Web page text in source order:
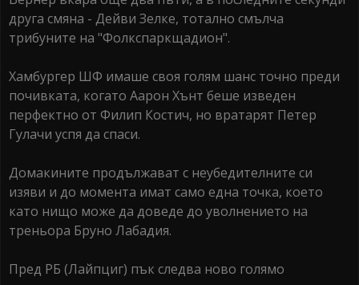
друга смяна - Дейви Зелке, тотално смълча
трибуните на "Фолкспаркщадион".
Хамбургер ШФ имаше своя голям шанс точно преди
почивката, когато Аарон Хънт беше изведен
перфектно от Филип Костич, но вратарят Петер
Гулачи успя да спаси.
Домакините продължават с неубедителните си
изяви и до момента имат само една точка, което
като нищо може да доведе до уволнението на
треньора Бруно Лабадия.
Пред РБ (Лайпциг) пък следва ново голямо